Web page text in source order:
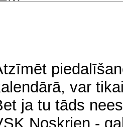
var
ja tu tāds
Noskrien -